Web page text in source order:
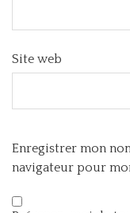
Site web
Enregistrer mon
navigateur pour